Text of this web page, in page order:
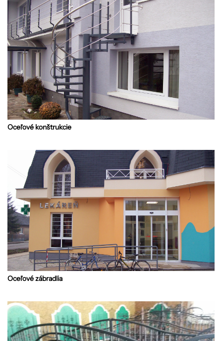
Oceľové konštrukcie
Oceľové zábradlia